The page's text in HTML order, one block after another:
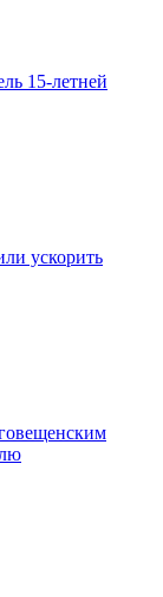
15-летней
ускорить